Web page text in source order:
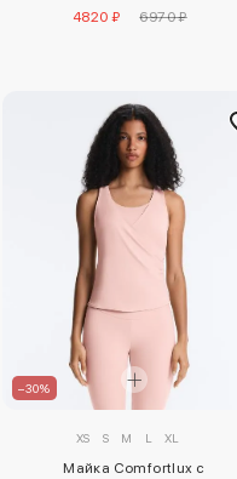
4820 ₽
6970 ₽
–30%
XS S M L XL
Майка Comfortlux с